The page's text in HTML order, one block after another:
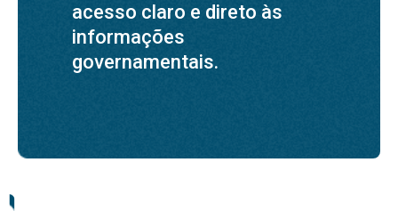
acesso claro e direto às
informações
governamentais.